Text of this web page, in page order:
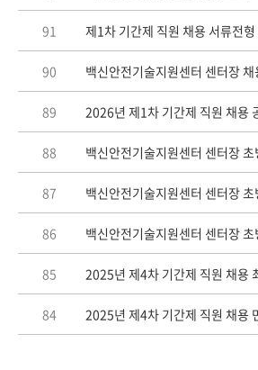
91 제1차 기간제 직원 채용 서류전
90 백신안전기술지원센터 센터장
89 2026년 제1차 기간제 직원 채용
88 백신안전기술지원센터 센터장 초
87 백신안전기술지원센터 센터장
86 백신안전기술지원센터 센터장 초
85 2025년 제4차 기간제 직원 채용
84 2025년 제4차 기간제 직원 채용